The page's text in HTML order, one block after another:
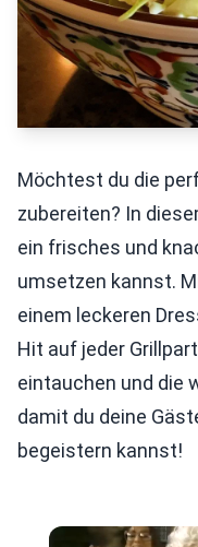
Möchtest du die
zubereiten? In
ein frisches und
umsetzen kannst.
einem leckeren
Hit auf jeder
eintauchen und die
damit du deine
begeistern kannst!